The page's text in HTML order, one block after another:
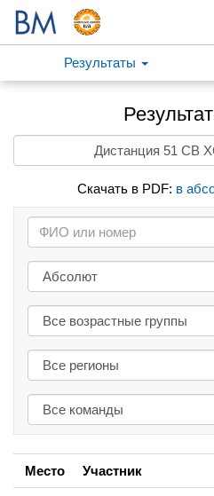
Результаты
Скачать в PDF: в
Место Участник